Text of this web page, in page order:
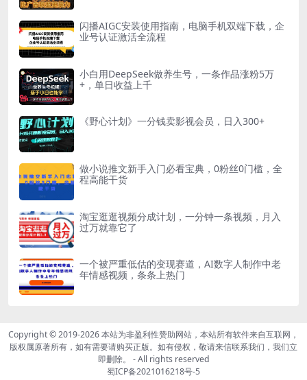
闪播AIGC安装使用指南，电脑手机双端下载，企
业号认证激活全流程
小白用DeepSeek做养生号，一条作品涨粉5万
+，单日收益上千
《野心计划》一分钱卖影视会员，日入300+
做小说推文新手入门必看宝典，0粉丝0门槛，全
程高能干货
淘宝逛逛视频分成计划，一分钟一条视频，月入
过万就靠它了
一个被严重低估的变现赛道，AI数字人制作中老
年情感视频，条条上热门
Copyright © 2019-2026本站为非盈利性赞助网站，本站所有软件来自互联网，
版权属原著所有，如有需要请购买正版。如有侵权，敬请来信联系我们，我们立
即删除。
- All rights reserved
蜀ICP备2021016218号-5